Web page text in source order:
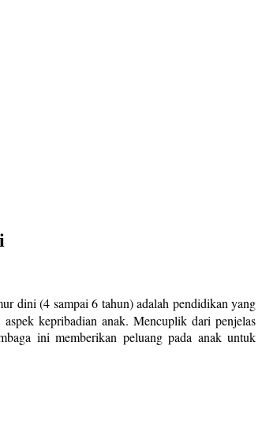
dini (4 sampai 6 tahun) adalah pendidikan yang
kepribadian anak. Mencuplik dari penjelas
ini memberikan peluang pada anak untuk